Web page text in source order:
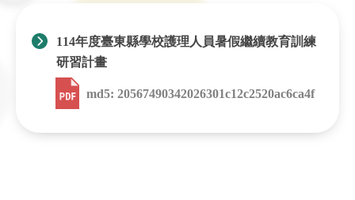
114年度臺東縣學校護理人員暑假繼續教育訓練
研習計畫
md5: 20567490342026301c12c2520ac6ca4f